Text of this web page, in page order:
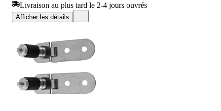
Livraison au plus tard le 2-4 jours ouvrés
Afficher les détails